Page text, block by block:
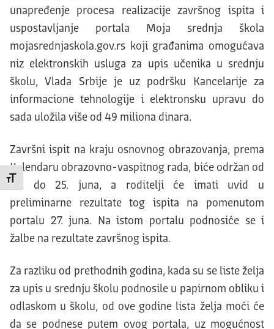
Promeni veličinu slova
unapređenje procesa realizacije završnog ispita i
uspostavljanje portala Moja srednja škola
mojasrednjaskola.gov.rs koji građanima omogućava
niz elektronskih usluga za upis učenika u srednju
školu, Vlada Srbije je uz podršku Kancelarije za
informacione tehnologije i elektronsku upravu do
sada uložila više od 49 miliona dinara.
Završni ispit na kraju osnovnog obrazovanja, prema
Kalendaru obrazovno-vaspitnog rada, biće održan od
23. do 25. juna, a roditelji će imati uvid u
preliminarne rezultate tog ispita na pomenutom
portalu 27. juna. Na istom portalu podnosiće se i
žalbe na rezultate završnog ispita.
Za razliku od prethodnih godina, kada su se liste želja
za upis u srednju školu podnosile u papirnom obliku i
odlaskom u školu, od ove godine lista želja moći će
da se podnese putem ovog portala, uz mogućnost